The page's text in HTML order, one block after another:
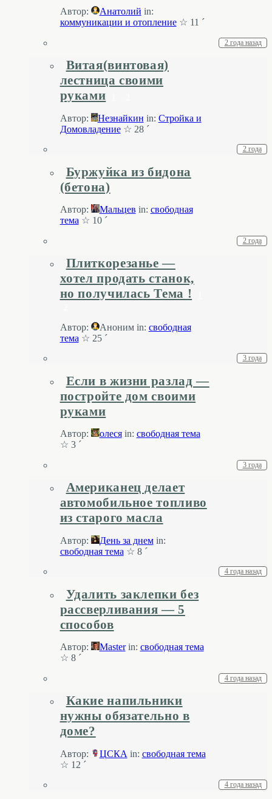
Автор: Анатолий in:
коммуникации и отопление☆ 11 ´
2 года назад
Витая(винтовая)
лестница своими
руками
Автор: Незнайкин in: Стройка и
Домовладение☆ 28 ´
2 года
Буржуйка из бидона
(бетона)
Автор: Мальцев in: свободная
тема ☆ 10 ´
2 года
Плиткорезанье —
хотел продать станок,
но получилась Тема !
Автор: Аноним in: свободная
тема ☆ 25 ´
3 года
Если в жизни разлад —
постройте дом своими
руками
Автор: олеся in: свободная тема
☆ 3 ´
3 года
Американец делает
автомобильное топливо
из старого масла
Автор: День за днем in:
свободная тема ☆ 8 ´
4 года назад
Удалить заклепки без
рассверливания — 5
способов
Автор: Master in: свободная тема
☆ 8 ´
4 года назад
Какие напильники
нужны обязательно в
доме?
Автор: ЦСКА in: свободная тема
☆ 12 ´
4 года назад